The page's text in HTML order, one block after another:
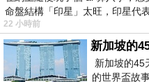
命盤結構「印星」太旺，印星
22 小時前
新加坡的
新加坡的
的世界盃故